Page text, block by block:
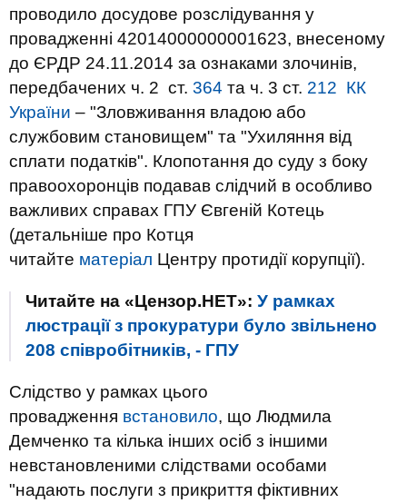
проводило досудове розслідування у
провадженні 42014000000001623, внесеному
до ЄРДР 24.11.2014 за ознаками злочинів,
передбачених ч. 2 ст. 364 та ч. 3 ст. 212 КК
України – "Зловживання владою або
службовим становищем" та "Ухиляння від
сплати податків". Клопотання до суду з боку
правоохоронців подавав слідчий в особливо
важливих справах ГПУ Євгеній Котець
(детальніше про Котця
читайте матеріал Центру протидії корупції).
Читайте на «Цензор.НЕТ»: У рамках
люстрації з прокуратури було звільнено
208 співробітників, - ГПУ
Слідство у рамках цього
провадження встановило, що Людмила
Демченко та кілька інших осіб з іншими
невстановленими слідствами особами
"надають послуги з прикриття фіктивних